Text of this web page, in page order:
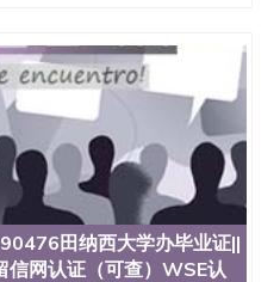
学、农业、环境污染控
工程、建筑设计、工商管
航天工程、土木工程、数
、心理学、戏剧、市场营
、物理学、人工智能、商
关材料，确定客户办理
补充毕业证成绩单等相关
，付定金； 4、预约递
本人一起去留服递交材
果书留服直接邮寄给客户
田纳西大学办毕业证||
信网认证（可查）WSE认